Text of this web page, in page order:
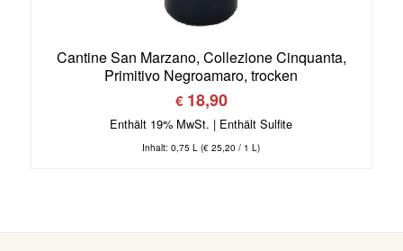
Cantine San Marzano, Collezione Cinquanta,
Primitivo Negroamaro, trocken
€18,90
Enthält 19% MwSt.
Inhalt: 0,75 L (€ 25,20 / 1 L)